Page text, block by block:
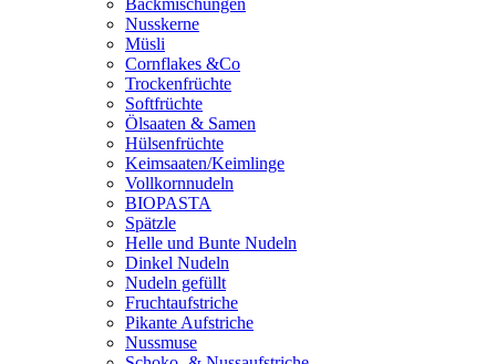
Backmischungen
Nusskerne
Müsli
Cornflakes &Co
Trockenfrüchte
Softfrüchte
Ölsaaten & Samen
Hülsenfrüchte
Keimsaaten/Keimlinge
Vollkornnudeln
BIOPASTA
Spätzle
Helle und Bunte Nudeln
Dinkel Nudeln
Nudeln gefüllt
Fruchtaufstriche
Pikante Aufstriche
Nussmuse